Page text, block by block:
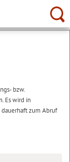
bzw.
Es wird in
zum Abruf